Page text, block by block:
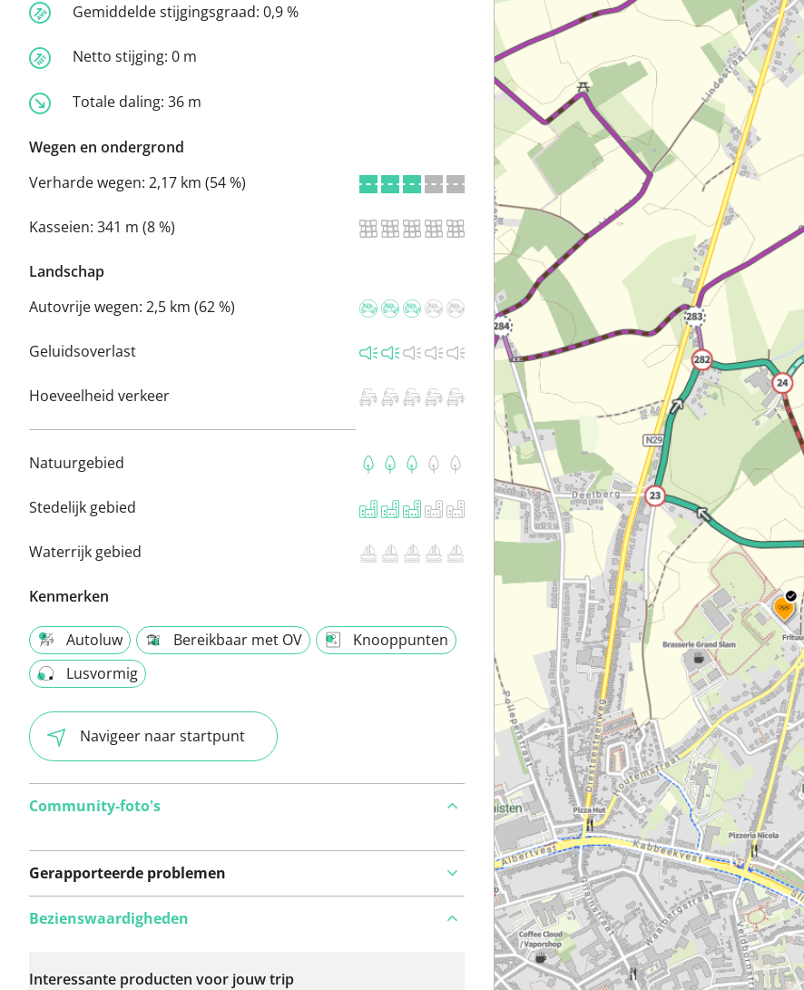
Gemiddelde stijgingsgraad: 0,9 %
Netto stijging: 0 m
Totale daling: 36 m
Wegen en ondergrond
Verharde wegen: 2,17 km (54 %)
Kasseien: 341 m (8 %)
Landschap
Autovrije wegen: 2,5 km (62 %)
Geluidsoverlast
Hoeveelheid verkeer
Natuurgebied
Stedelijk gebied
Waterrijk gebied
Kenmerken
Autoluw Bereikbaar met OV
Knooppunten
Lusvormig
Navigeer naar startpunt
Community-foto's
Gerapporteerde problemen
problemen op deze
Bezienswaardigheden
Interessante producten voor jouw trip